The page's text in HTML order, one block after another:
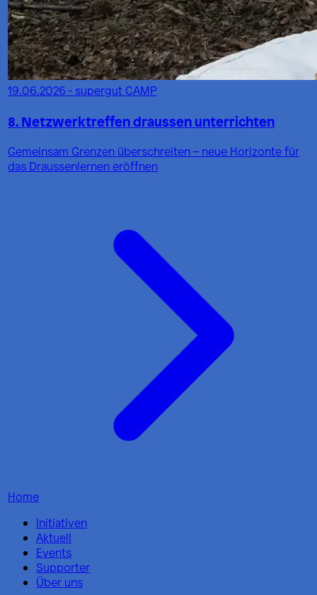
19.06.2026 - supergut CAMP
8. Netzwerktreffen draussen unterrichten
Gemeinsam Grenzen überschreiten – neue Horizonte für
das Draussenlernen eröffnen
Home
Initiativen
Aktuell
Events
Supporter
Über uns